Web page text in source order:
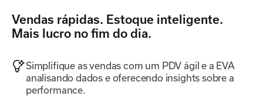
Vendas rápidas. Estoque inteligente.
Mais lucro no fim do dia.
Simplifique as vendas com um PDV ágil e a EVA
analisando dados e oferecendo insights sobre a
performance.